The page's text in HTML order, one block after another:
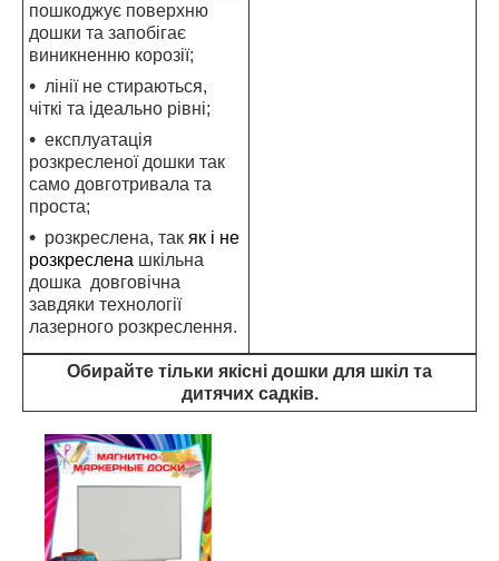
пошкоджує поверхню
дошки та запобігає
виникненню корозії;
лінії не стираються,
чіткі та ідеально рівні;
експлуатація
розкресленої дошки так
само довготривала та
проста;
розкреслена, так як і не
розкреслена шкільна
дошка довговічна
завдяки технології
лазерного розкреслення.
Обирайте тільки якісні дошки для шкіл та
дитячих садків.